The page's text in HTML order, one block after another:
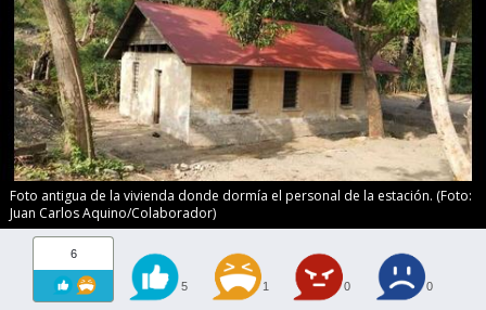
Foto antigua de la vivienda donde dormía el personal de la estación. (Foto:
Juan Carlos Aquino/Colaborador)
6
5 1 0 0